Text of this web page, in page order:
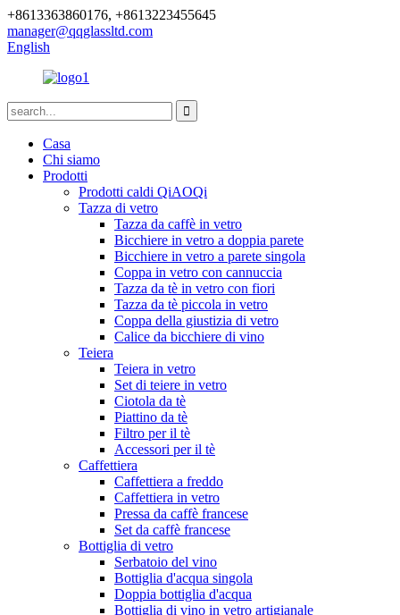
+8613363860176, +8613223455645
manager@qqglassltd.com
English
Casa
Chi siamo
Prodotti
Prodotti caldi QiAOQi
Tazza di vetro
Tazza da caffè in vetro
Bicchiere in vetro a doppia parete
Bicchiere in vetro a parete singola
Coppa in vetro con cannuccia
Tazza da tè in vetro con fiori
Tazza da tè piccola in vetro
Coppa della giustizia di vetro
Calice da bicchiere di vino
Teiera
Teiera in vetro
Set di teiere in vetro
Ciotola da tè
Piattino da tè
Filtro per il tè
Accessori per il tè
Caffettiera
Caffettiera a freddo
Caffettiera in vetro
Pressa da caffè francese
Set da caffè francese
Bottiglia di vetro
Serbatoio del vino
Bottiglia d'acqua singola
Doppia bottiglia d'acqua
Bottiglia di vino in vetro artigianale